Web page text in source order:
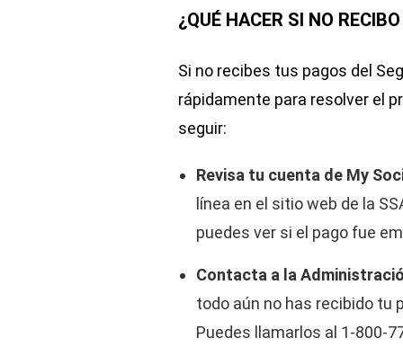
¿QUÉ HACER SI NO
Si no recibes tus pagos del
rápidamente para resolver el
seguir:
Revisa tu cuenta de My
línea en el sitio web de la
puedes ver si el pago fue
Contacta a la
todo aún no has recibido tu
Puedes llamarlos al 1-800-